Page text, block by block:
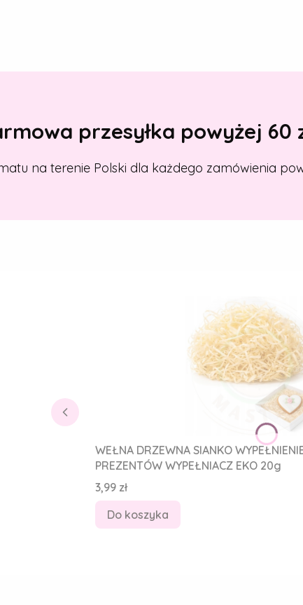
przesyłka powyżej 60
na terenie Polski dla każdego zamówienia
WEŁNA DRZEWNA SIANKO
PREZENTÓW WYPEŁNIACZ EKO 20g
Cena
3,99 zł
Do koszyka